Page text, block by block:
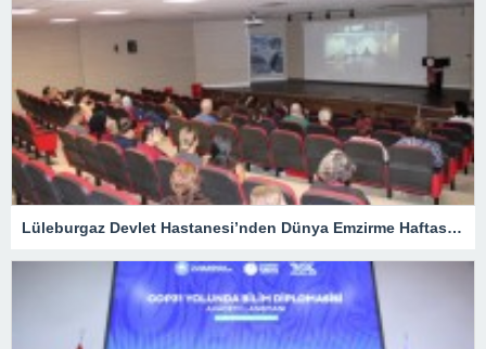
Lüleburgaz Devlet Hastanesi’nden Dünya Emzirme Haftası Katılımı